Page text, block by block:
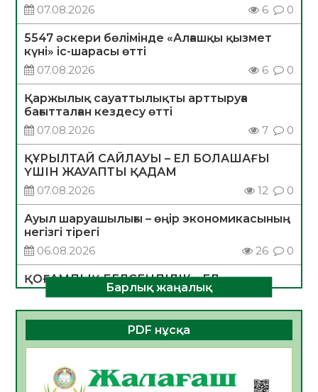
07.08.2026
6 0
5547 әскери бөлімінде «Алғашқы қызмет
күні» іс-шарасы өтті
07.08.2026
6 0
Қаржылық сауаттылықты арттыруға
бағытталған кездесу өтті
07.08.2026
7 0
ҚҰРЫЛТАЙ САЙЛАУЫ – ЕЛ БОЛАШАҒЫ
ҮШІН ЖАУАПТЫ ҚАДАМ
07.08.2026
12 0
Ауыл шаруашылығы – өңір экономикасының
негізгі тірегі
06.08.2026
26 0
ҚОҒАМДЫҚ БЕЛСЕНДІЛІК – ЕЛ
ДАМУЫНЫҢ НЕГІЗІ
06.08.2026
24 0
ҚҰРЫЛТАЙ САЙЛАУЫ – БОЛАШАҚҚА
БАСТАР ЖАУАПТЫ ТАҢДАУ
06.08.2026
Барлық жаңалық
PDF нұсқа